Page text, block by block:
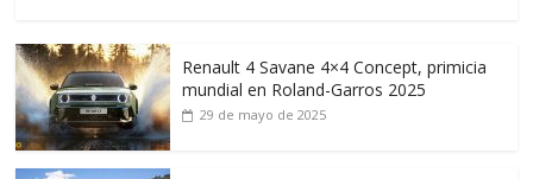
Renault 4 Savane 4×4 Concept, primicia
mundial en Roland-Garros 2025
29 de mayo de 2025